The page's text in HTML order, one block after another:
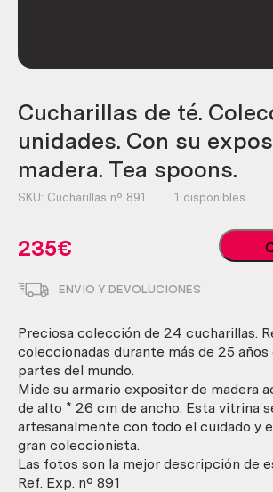
Cucharillas de té.
unidades. Con su
madera. Tea spoons.
SKU: Cucharillas nº 891 1 disponibles
235€
de
24
su
de
Tea
ENVIO Y DEVOLUCIONES
Preciosa colección de 24 cucharillas.
coleccionadas durante más de 25
partes del mundo.
Mide su armario expositor de madera
de alto * 26 cm de ancho. Esta vitrina
artesanalmente con todo el cuidado y
gran coleccionista.
Las fotos son la mejor descripción de
Ref. Exp. nº 891